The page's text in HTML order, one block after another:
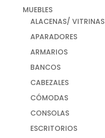
MUEBLES
ALACENAS/ VITRINAS
APARADORES
ARMARIOS
BANCOS
CABEZALES
CÓMODAS
CONSOLAS
ESCRITORIOS